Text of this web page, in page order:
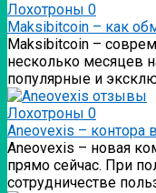
Лохотроны 0
Мaksibitcoin – как
Мaksibitcoin –
несколько месяцев
популярные и
Лохотроны 0
Аneovexis –
Аneovexis – новая
прямо сейчас. При
сотрудничестве